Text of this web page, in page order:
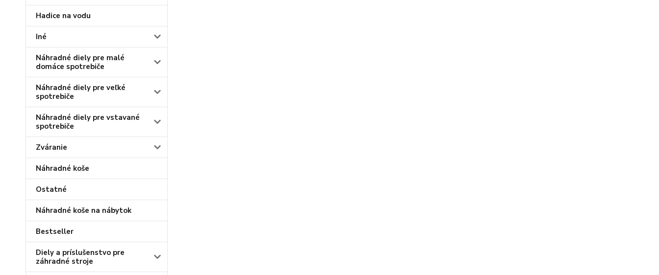
Hadice na vodu
Iné
Náhradné diely pre malé
domáce spotrebiče
Náhradné diely pre veľké
spotrebiče
Náhradné diely pre vstavané
spotrebiče
Zváranie
Náhradné koše
Ostatné
Náhradné koše na nábytok
Bestseller
Diely a príslušenstvo pre
záhradné stroje